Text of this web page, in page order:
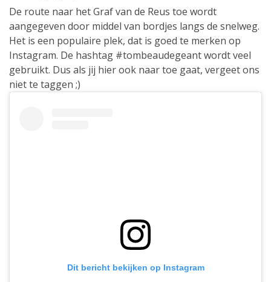
De route naar het Graf van de Reus toe wordt
aangegeven door middel van bordjes langs de snelweg.
Het is een populaire plek, dat is goed te merken op
Instagram. De hashtag #tombeaudegeant wordt veel
gebruikt. Dus als jij hier ook naar toe gaat, vergeet ons
niet te taggen ;)
Dit bericht bekijken op Instagram